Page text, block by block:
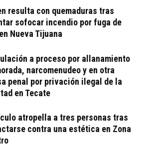
resulta con quemaduras tras
sofocar incendio por fuga de
Nueva Tijuana
a proceso por allanamiento
narcomenudeo y en otra
penal por privación ilegal de la
en Tecate
atropella a tres personas tras
contra una estética en Zona